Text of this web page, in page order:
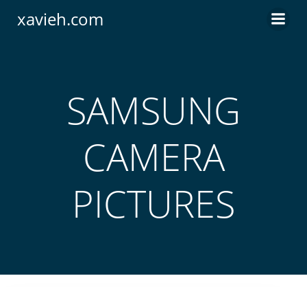
xavieh.com
SAMSUNG
CAMERA
PICTURES